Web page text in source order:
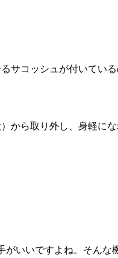
サコッシュが付いてい
ら取り外し、身軽に
いいですよね。そんな